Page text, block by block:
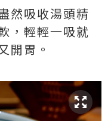
然吸收湯頭精
，輕輕一吸就
開胃。